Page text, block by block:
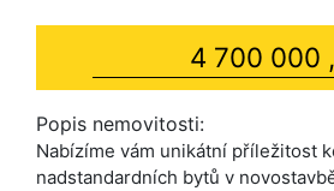
4 700 000
Popis nemovitosti:
Nabízíme vám unikátní příležitost
nadstandardních bytů v